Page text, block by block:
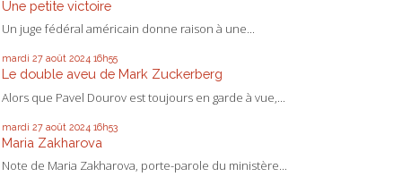
Une petite victoire
Un juge fédéral américain donne raison à une...
mardi 27 août 2024 16h55
Le double aveu de Mark Zuckerberg
Alors que Pavel Dourov est toujours en garde à vue,...
mardi 27 août 2024 16h53
Maria Zakharova
Note de Maria Zakharova, porte-parole du ministère...